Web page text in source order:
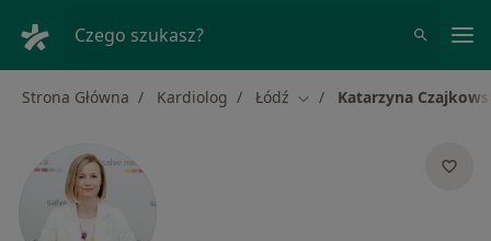
Czego szukasz?
Strona Główna Kardiolog Łódź Zmień miasto
Katarzyna